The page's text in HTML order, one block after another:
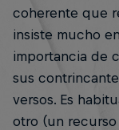
coherente que
insiste mucho
importancia de
sus
versos. Es
otro (un